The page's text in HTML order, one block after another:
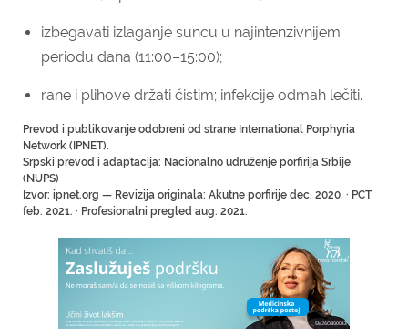
izbegavati izlaganje suncu u najintenzivnijem
periodu dana (11:00–15:00);
rane i plihove držati čistim; infekcije odmah lečiti.
Prevod i publikovanje odobreni od strane International Porphyria
Network (IPNET).
Srpski prevod i adaptacija: Nacionalno udruženje porfirija Srbije
(NUPS)
Izvor: ipnet.org — Revizija originala: Akutne porfirije dec. 2020. · PCT
feb. 2021. · Profesionalni pregled aug. 2021.